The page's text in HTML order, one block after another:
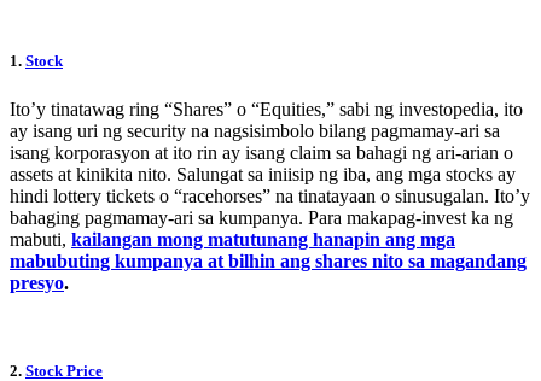
1. Stock
Ito’y tinatawag ring “Shares” o “Equities,” sabi ng investopedia, ito
ay isang uri ng security na nagsisimbolo bilang pagmamay-ari sa
isang korporasyon at ito rin ay isang claim sa bahagi ng ari-arian o
assets at kinikita nito. Salungat sa iniisip ng iba, ang mga stocks ay
hindi lottery tickets o “racehorses” na tinatayaan o sinusugalan. Ito’y
bahaging pagmamay-ari sa kumpanya. Para makapag-invest ka ng
mabuti, kailangan mong matutunang hanapin ang mga
mabubuting kumpanya at bilhin ang shares nito sa magandang
presyo.
2. Stock Price